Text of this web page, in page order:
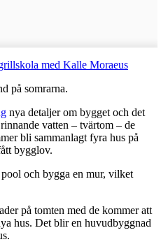
med Kalle Moraeus
på somrarna.
nya detaljer om bygget och det
vatten – tvärtom – de
bli sammanlagt fyra hus på
bygglov.
och bygga en mur, vilket
på tomten med de kommer att
hus. Det blir en huvudbyggnad